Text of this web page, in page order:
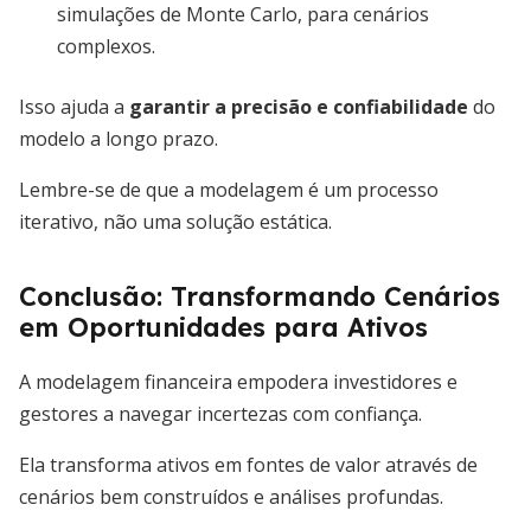
simulações de Monte Carlo, para cenários
complexos.
Isso ajuda a garantir a precisão e confiabilidade do
modelo a longo prazo.
Lembre-se de que a modelagem é um processo
iterativo, não uma solução estática.
Conclusão: Transformando Cenários
em Oportunidades para Ativos
A modelagem financeira empodera investidores e
gestores a navegar incertezas com confiança.
Ela transforma ativos em fontes de valor através de
cenários bem construídos e análises profundas.